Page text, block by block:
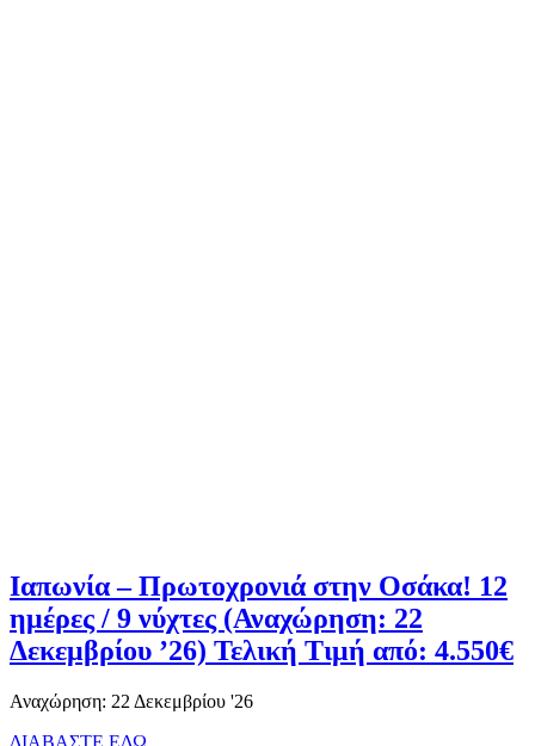
Ιαπωνία – Πρωτοχρονιά στην Οσάκα! 12
ημέρες / 9 νύχτες (Αναχώρηση: 22
Δεκεμβρίου ’26) Τελική Τιμή από: 4.550€
Αναχώρηση: 22 Δεκεμβρίου '26
ΔΙΑΒΑΣΤΕ ΕΔΩ